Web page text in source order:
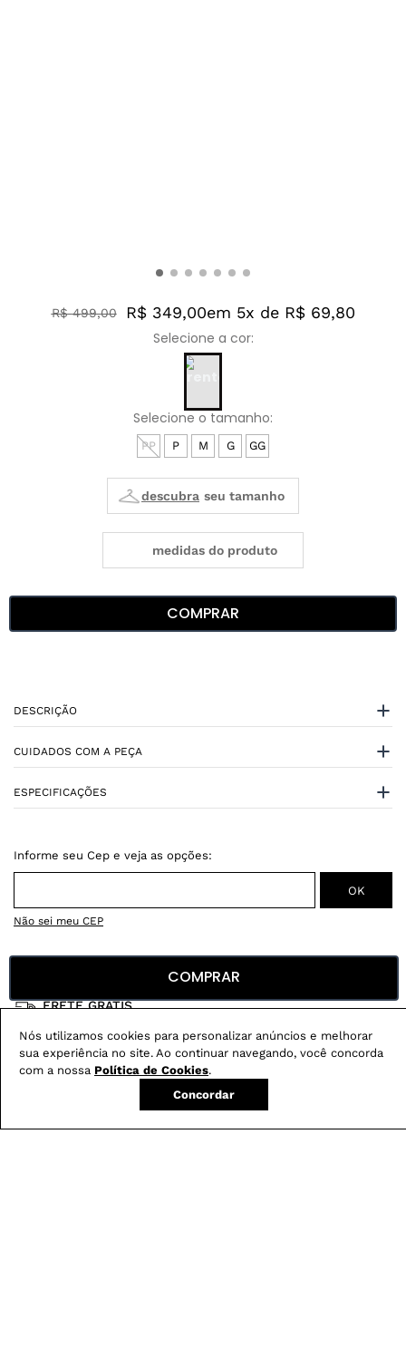
Nós utilizamos cookies para personalizar anúncios e melhorar
sua experiência no site. Ao continuar navegando, você concorda
com a nossa Política de Cookies.
Concordar
R$ 499,00 R$ 349,00em 5x de R$ 69,80
PP P M G GG
medidas do produto
COMPRAR
DESCRIÇÃO
CUIDADOS COM A PEÇA
ESPECIFICAÇÕES
Não sei meu CEP
benefícios:
FRETE GRÁTIS
Compre no site e retire na loja gratuitamente
Troque na loja sem custo ou, pelo site
com até 2 trocas gratuitas.
COMPRAR